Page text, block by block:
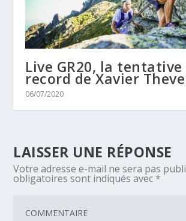
Live GR20, la tentative
record de Xavier
06/07/2020
LAISSER UNE RÉPONSE
Votre adresse e-mail ne sera pas
obligatoires sont indiqués avec *